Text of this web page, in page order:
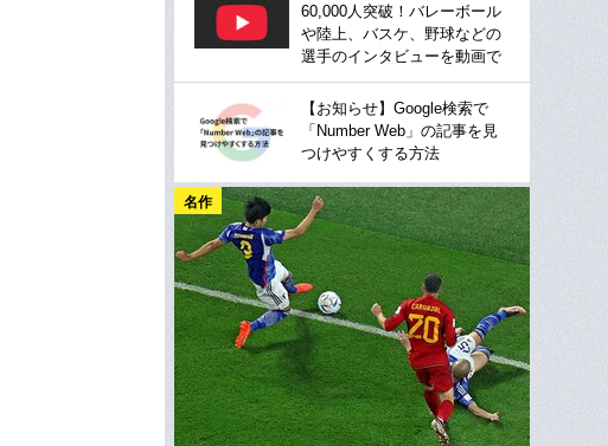
60,000人突破！バレーボール
や陸上、バスケ、野球などの
選手のインタビューを動画で
【お知らせ】Google検索で
「Number Web」の記事を見
つけやすくする方法
名作